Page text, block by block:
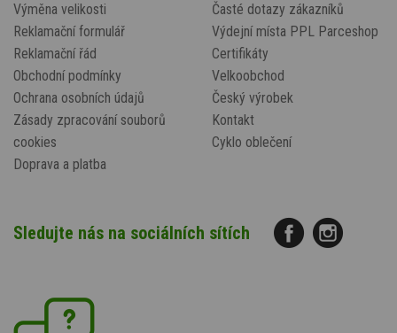
Výměna velikosti
Reklamační formulář
Reklamační řád
Obchodní podmínky
Ochrana osobních údajů
Zásady zpracování souborů
cookies
Doprava a platba
Časté dotazy zákazníků
Výdejní místa PPL Parceshop
Certifikáty
Velkoobchod
Český výrobek
Kontakt
Cyklo oblečení
Sledujte nás na sociálních sítích